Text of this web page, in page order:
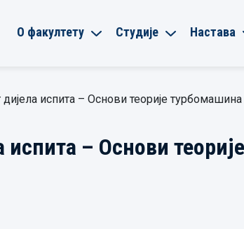
О факултету Студије Настава
испита – Основи теорије турбомашина
испита – Основи